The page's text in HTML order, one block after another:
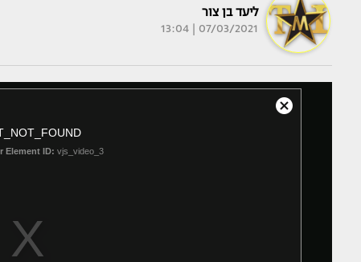
ליעד בן צור
07/03/2021 | 13:04